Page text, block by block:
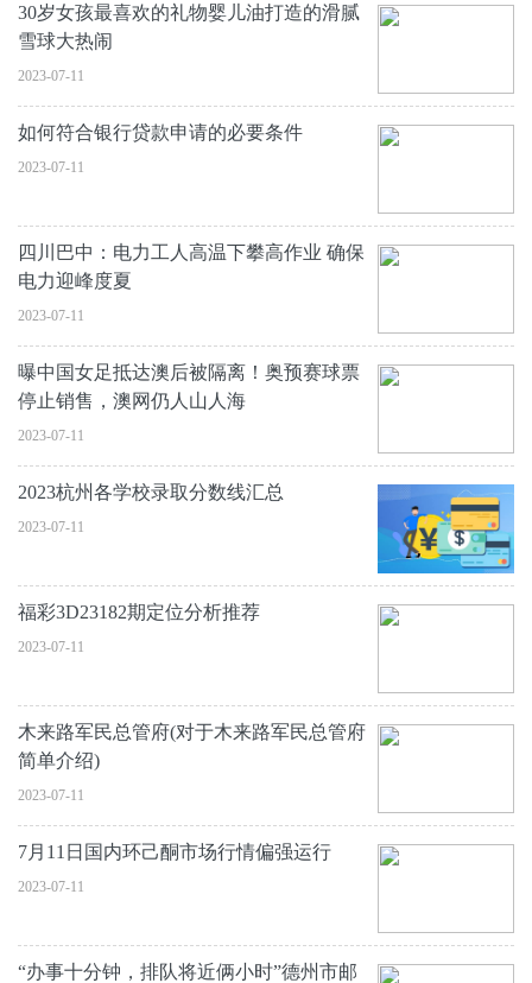
30岁女孩最喜欢的礼物婴儿油打造的滑腻
雪球大热闹
2023-07-11
如何符合银行贷款申请的必要条件
2023-07-11
四川巴中：电力工人高温下攀高作业 确保
电力迎峰度夏
2023-07-11
曝中国女足抵达澳后被隔离！奥预赛球票
停止销售，澳网仍人山人海
2023-07-11
2023杭州各学校录取分数线汇总
2023-07-11
福彩3D23182期定位分析推荐
2023-07-11
木来路军民总管府(对于木来路军民总管府
简单介绍)
2023-07-11
7月11日国内环己酮市场行情偏强运行
2023-07-11
“办事十分钟，排队将近俩小时”德州市邮